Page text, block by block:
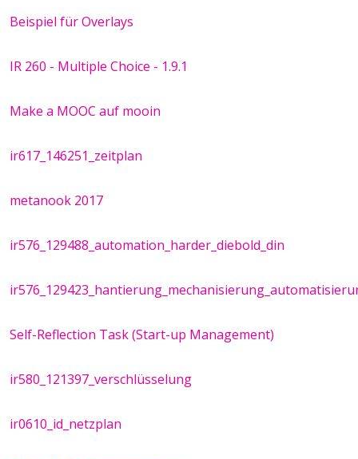
Beispiel für Overlays
IR 260 - Multiple Choice - 1.9.1
Make a MOOC auf mooin
ir617_146251_zeitplan
metanook 2017
ir576_129488_automation_harder_diebold_din
Self-Reflection Task (Start-up Management)
ir580_121397_verschlüsselung
ir0610_id_netzplan